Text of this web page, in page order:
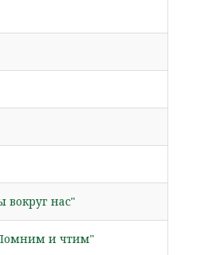
вокруг нас"
и чтим"